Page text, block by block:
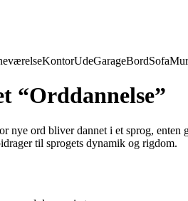
KontorUdeGarageBordSofa
“Orddannelse”
nye ord bliver dannet i et sprog,
til sprogets dynamik og rigdom.